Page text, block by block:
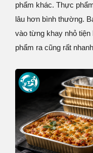
phẩm khác. Thực
lâu hơn bình thường.
vào từng khay nhỏ
phẩm ra cũng rất